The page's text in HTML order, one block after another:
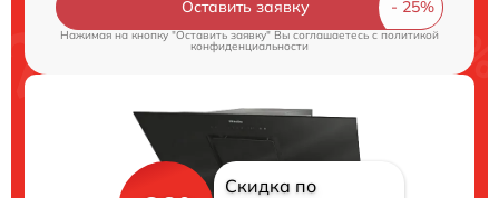
Оставить заявку
Нажимая на кнопку "Оставить заявку" Вы соглашаетесь cполитикой
конфиденциальности
Скидка по